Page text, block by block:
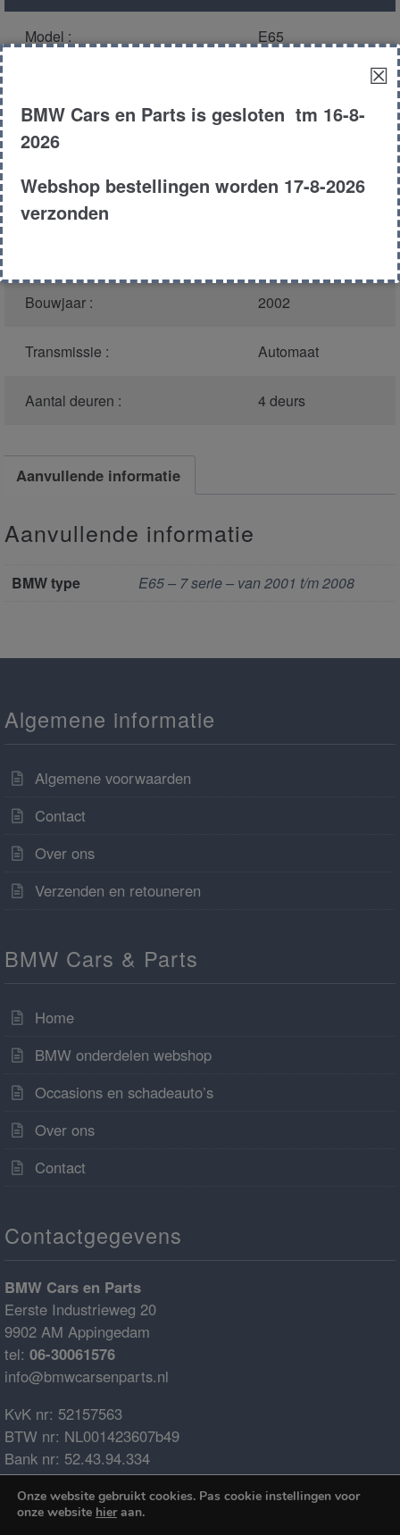
Model : E65
472 - Sterlinggrau
Metallic
Carroserie :
Motor type :
Bouwjaar : 2002
Transmissie : Automaat
Aantal deuren : 4 deurs
Aanvullende informatie
Aanvullende informatie
BMW type E65 – 7 serie – van 2001 t/m 2008
Algemene informatie
Algemene voorwaarden
Contact
Over ons
Verzenden en retouneren
BMW Cars & Parts
Home
BMW onderdelen webshop
Occasions en schadeauto’s
Over ons
Contact
Contactgegevens
BMW Cars en Parts
Eerste Industrieweg 20
9902 AM Appingedam
tel: 06-30061576
info@bmwcarsenparts.nl
KvK nr: 52157563
BTW nr: NL001423607b49
Bank nr: 52.43.94.334
IBAN: NL68ABNA0524394334
BIC: ABNANL2A
Onze website gebruikt cookies. Pas cookie instellingen voor
onze website hieraan.
☒
BMW Cars en Parts is gesloten tm 16-8-
2026
Webshop bestellingen worden 17-8-2026
verzonden